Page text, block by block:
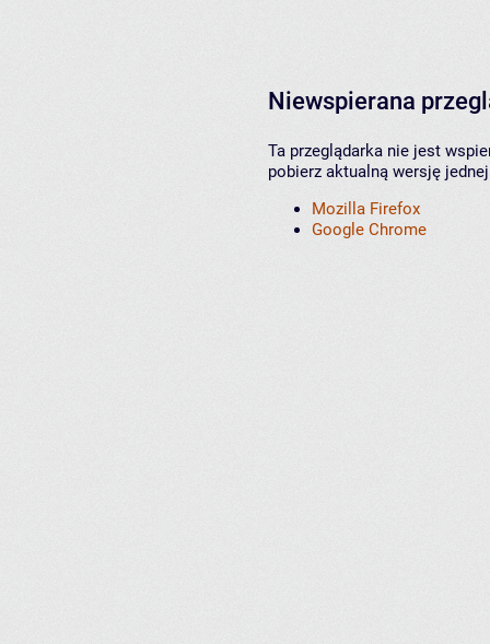
Niewspierana
Ta przeglądarka nie jest
pobierz aktualną wersję
Mozilla Firefox
Google Chrome